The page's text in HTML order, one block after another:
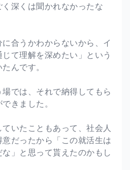
深くは聞かれなかったな
合うかわからないから、イ
て理解を深めたい」という
んです。
では、それで納得してもら
きました。
いたこともあって、社会人
だったから「この就活生は
」と思って貰えたのかもし